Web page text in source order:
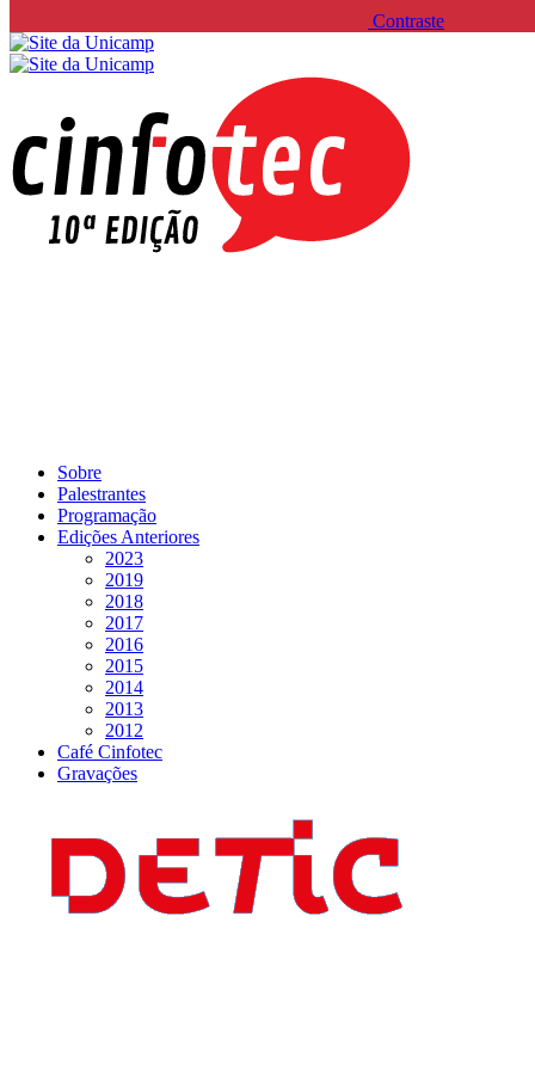
Contraste
Sobre
Palestrantes
Programação
Edições Anteriores
2023
2019
2018
2017
2016
2015
2014
2013
2012
Café Cinfotec
Gravações